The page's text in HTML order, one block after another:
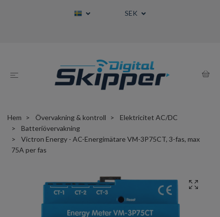
SEK
Hem Övervakning & kontroll
Elektricitet AC/DC
Batteriövervakning
Victron Energy - AC-Energimätare VM-3P75CT, 3-fas, max
75A per fas